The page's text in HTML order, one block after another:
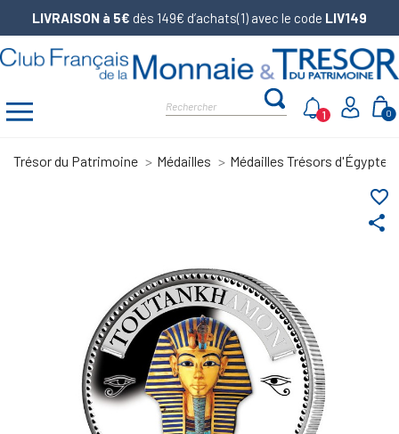
LIVRAISON à 5€ dès 149€ d’achats(1) avec le code LIV149
0
1
Trésor du Patrimoine Médailles Médailles Trésors d'Égypte
share
favorite_border